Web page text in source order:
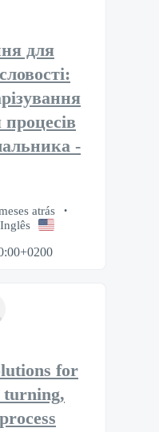
для
процесів
-
atrás
for
turning,